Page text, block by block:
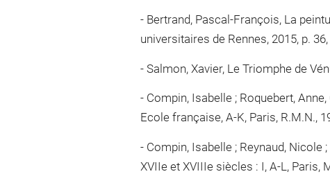
Bertrand, Pascal-François, La
universitaires de Rennes, 2015, p.
Salmon, Xavier, Le Triomphe de
Compin, Isabelle ; Roquebert,
Ecole française, A-K, Paris, R.M.N.,
Compin, Isabelle ; Reynaud,
XVIIe et XVIIIe siècles : I, A-L, Paris,